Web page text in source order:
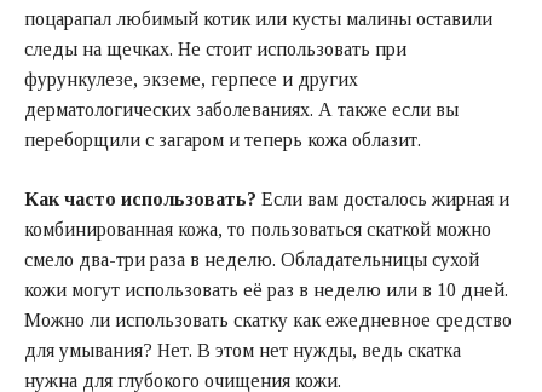
поцарапал любимый котик или кусты малины оставили
следы на щечках. Не стоит использовать при
фурункулезе, экземе, герпесе и других
дерматологических заболеваниях. А также если вы
переборщили с загаром и теперь кожа облазит.
Как часто использовать? Если вам досталось жирная и
комбинированная кожа, то пользоваться скаткой можно
смело два-три раза в неделю. Обладательницы сухой
кожи могут использовать её раз в неделю или в 10 дней.
Можно ли использовать скатку как ежедневное средство
для умывания? Нет. В этом нет нужды, ведь скатка
нужна для глубокого очищения кожи.